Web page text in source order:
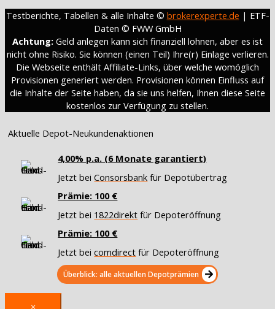
Testberichte, Tabellen & alle Inhalte © brokerexperte.de | ETF-
Daten © FWW GmbH
Achtung: Geld anlegen kann sich finanziell lohnen, aber es ist
nicht ohne Risiko. Sie können (einen Teil) Ihre(r) Einlage verlieren.
Die Webseite enthält Affiliate-Links, über welche womöglich
Provisionen generiert werden. Provisionen können Einfluss auf
die Inhalte der Seite haben, da sie uns helfen, Ihnen diese Seite
kostenlos zur Verfügung zu stellen.
Aktuelle Depot-Neukundenaktionen
4,00% p.a. (6 Monate garantiert)
Jetzt beiConsorsbank für Depotübertrag
Prämie: 100 €
Jetzt bei 1822direkt für Depoteröffnung
Prämie: 100 €
Jetzt beicomdirect für Depoteröffnung
Überblick: alle aktuellen Depotprämien
×